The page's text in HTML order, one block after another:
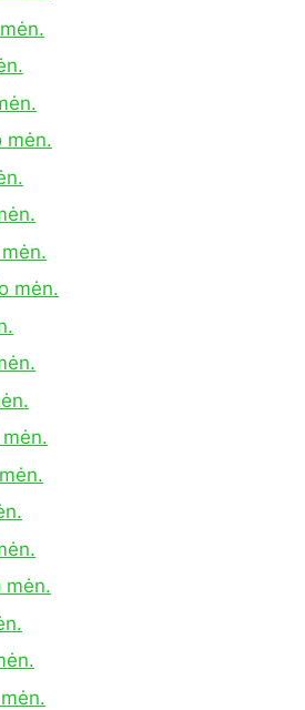
mėn.
mėn.
mėn.